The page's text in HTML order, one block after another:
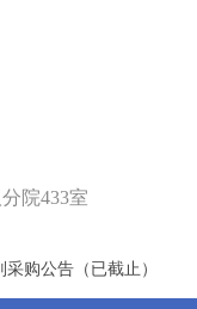
院433室
购公告（已截止）